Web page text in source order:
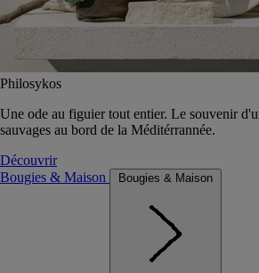
Philosykos
Une ode au figuier tout entier. Le souvenir
sauvages au bord de la Méditérrannée.
Découvrir
Bougies & Maison
Bougies & Maison